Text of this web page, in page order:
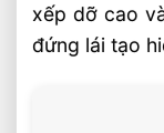
xếp dỡ cao
đứng lái tạo